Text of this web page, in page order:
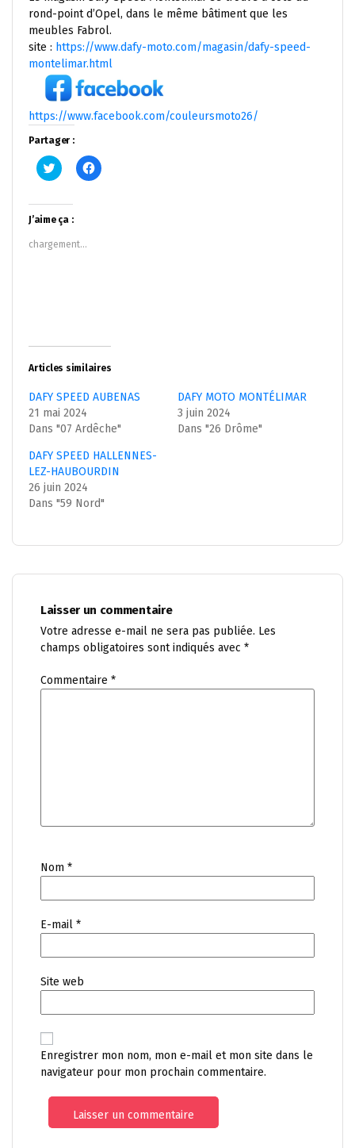
rond-point d’Opel, dans le même bâtiment que les
meubles Fabrol.
site : https://www.dafy-moto.com/magasin/dafy-speed-
montelimar.html
https://www.facebook.com/couleursmoto26/
Partager :
Cliquez
pour
Twitter(ouvre
dans
une
nouvelle
fenêtre)
Cliquez
pour
J’aime ça :
chargement…
Articles similaires
DAFY SPEED AUBENAS
21 mai 2024
Dans "07 Ardêche"
DAFY MOTO MONTÉLIMAR
3 juin 2024
Dans "26 Drôme"
DAFY SPEED HALLENNES-
LEZ-HAUBOURDIN
26 juin 2024
Dans "59 Nord"
Laisser un commentaire
Votre adresse e-mail ne sera pas publiée. Les
champs obligatoires sont indiqués avec *
Commentaire *
Nom *
E-mail *
Site web
Enregistrer mon nom, mon e-mail et mon site dans le
navigateur pour mon prochain commentaire.